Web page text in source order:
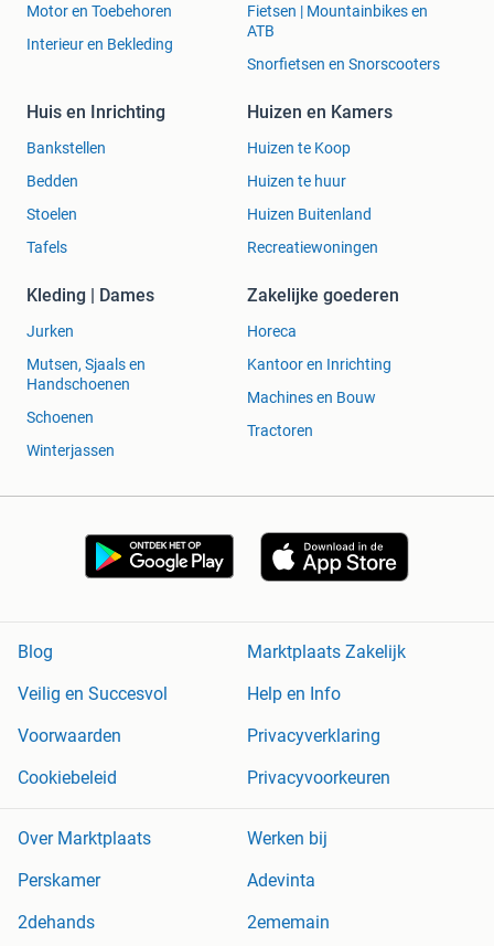
Motor en Toebehoren
Interieur en Bekleding
Fietsen | Mountainbikes en
ATB
Snorfietsen en Snorscooters
Huis en Inrichting
Bankstellen
Bedden
Stoelen
Tafels
Huizen en Kamers
Huizen te Koop
Huizen te huur
Huizen Buitenland
Recreatiewoningen
Kleding | Dames
Jurken
Mutsen, Sjaals en
Handschoenen
Schoenen
Winterjassen
Zakelijke goederen
Horeca
Kantoor en Inrichting
Machines en Bouw
Tractoren
Blog
Marktplaats Zakelijk
Veilig en Succesvol
Help en Info
Voorwaarden
Privacyverklaring
Cookiebeleid
Privacyvoorkeuren
Over Marktplaats
Werken bij
Perskamer
Adevinta
2dehands
2ememain